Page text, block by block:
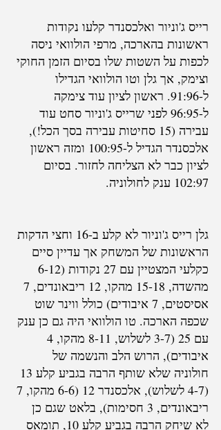
רייס ג'וניור ואלכסנדר קלעו נקודות
ראשונות בהארכה, מרפי הולוואי ניסה
לכפות על השטות שלו בסיום הזמן החוקי
וצימק, אך גלן וטו הולוואי הגדילו
ל-91:96. ראשון לציון עוד צימקה
ל-96:95 לפני שרייס ג'וניור סחט עוד
עבירה (15 סחיטות עבירה בסך הכל!),
אלכסנדר הגדיל ל-100:95 ומזה ראשון
לציון כבר לא הצליחה לחזור. בסיום
102:97 ענק לחולוניה.
גלן רייס ג'וניור לא קלע ב-16 וחצי הדקות
הראשונות של המשחק אך עדיין סיים
אסיסטים, 7 איבודים) כולל ווינר שוט
שכפה הארכה. טו הולוואי היה גם כן ענק
איבודים), הרוש הלב והנשמה של
ריבאונדים, 3 חסימות), בלאט שגם כן
לא שיחק הרבה בגביע קלע 10, תומאס